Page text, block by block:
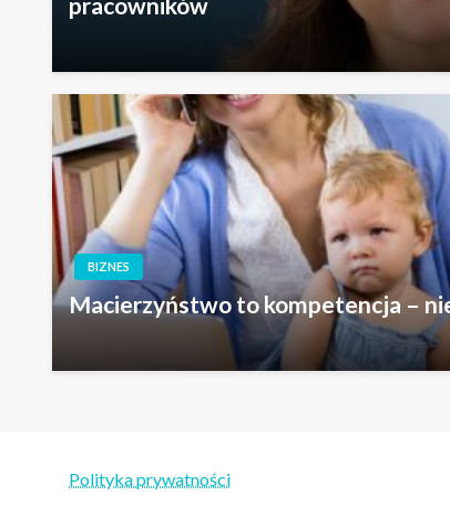
BIZNES
Macierzyństwo to kompetencja –
Polityka prywatności